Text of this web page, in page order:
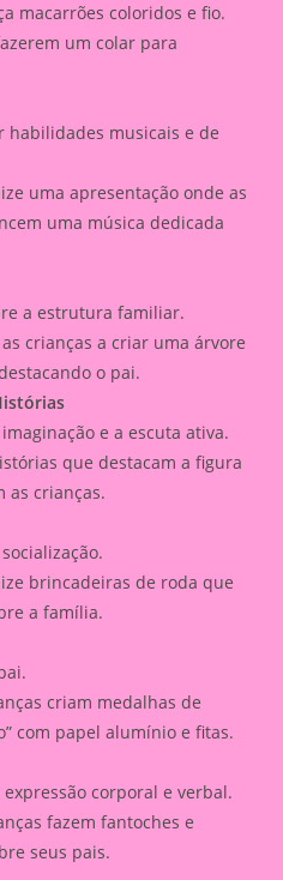
macarrões coloridos e fio.
um colar para
habilidades musicais e de
uma apresentação onde as
uma música dedicada
a estrutura familiar.
crianças a criar uma árvore
o pai.
e a escuta ativa.
que destacam a figura
as crianças.
brincadeiras de roda que
a família.
criam medalhas de
com papel alumínio e fitas.
corporal e verbal.
fazem fantoches e
seus pais.